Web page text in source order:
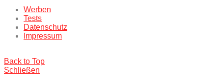
Werben
Tests
Datenschutz
Impressum
Back to Top
Schließen